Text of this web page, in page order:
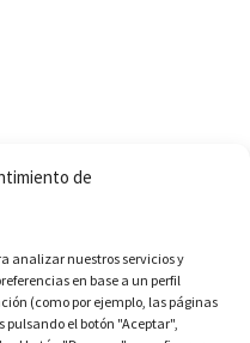
de
analizar nuestros servicios y
en base a un perfil
(como por ejemplo, las páginas
pulsando el botón "Aceptar",